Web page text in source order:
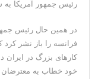
رئیس جمهور آمریکا
در همین حال رئیس
فرانسه را باز نشر کرد
کارهای بزرگ در ایران
خود خطاب به معترضان